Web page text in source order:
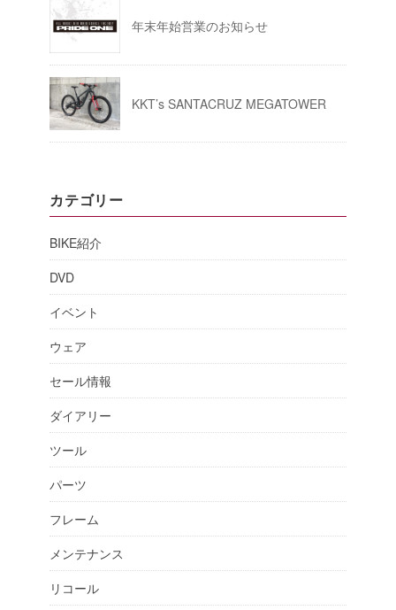
年末年始営業のお知らせ
KKT’s SANTACRUZ MEGATOWER
カテゴリー
BIKE紹介
DVD
イベント
ウェア
セール情報
ダイアリー
ツール
パーツ
フレーム
メンテナンス
リコール